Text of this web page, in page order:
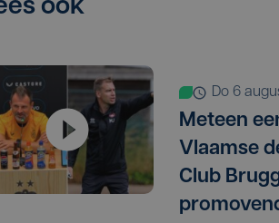
ook
do 6
Meteen
Vlaamse
Club